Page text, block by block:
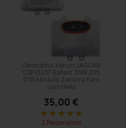
Centralina Xenon JAGUAR
C2P13237 Ballast 35W D1S
D1R Modulo Zavorra Faro
Luci Hella
35,00 €
star star star star star
2 Recensioni